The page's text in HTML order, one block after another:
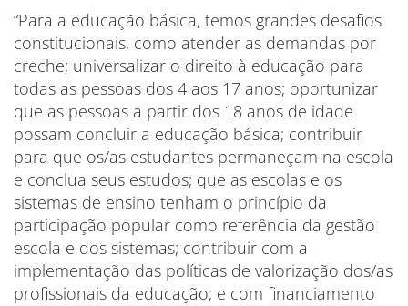
“Para a educação básica, temos grandes desafios
constitucionais, como atender as demandas por
creche; universalizar o direito à educação para
todas as pessoas dos 4 aos 17 anos; oportunizar
que as pessoas a partir dos 18 anos de idade
possam concluir a educação básica; contribuir
para que os/as estudantes permaneçam na escola
e conclua seus estudos; que as escolas e os
sistemas de ensino tenham o princípio da
participação popular como referência da gestão
escola e dos sistemas; contribuir com a
implementação das políticas de valorização dos/as
profissionais da educação; e com financiamento